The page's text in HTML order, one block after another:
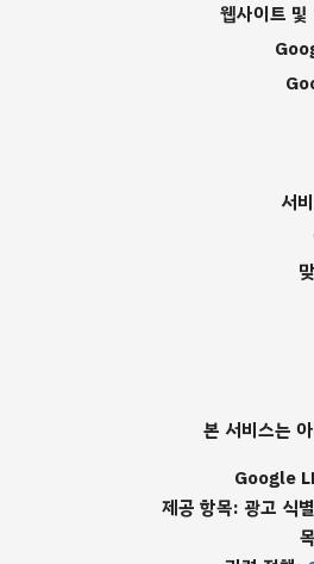
웹사이트
서
본 서비스는
Google
제공 항목: 광고 식